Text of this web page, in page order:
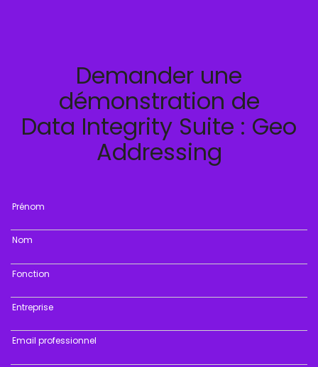
Demander une
démonstration de
Data Integrity Suite : Geo
Addressing
Prénom
Nom
Fonction
Entreprise
Email professionnel